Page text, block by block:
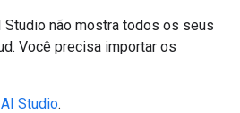
Studio não mostra todos os seus
Você precisa importar os
Studio.